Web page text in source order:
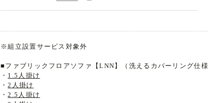
※組立設置サービス対象外
■ファブリックフロアソファ【LNN】（洗えるカバーリング仕
・ 1.5人掛け
・2人掛け
・2.5人掛け